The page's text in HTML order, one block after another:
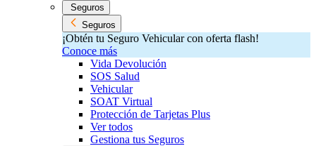
Seguros
Seguros
¡Obtén tu Seguro Vehicular con oferta flash!
Conoce más
Vida Devolución
SOS Salud
Vehicular
SOAT Virtual
Protección de Tarjetas Plus
Ver todos
Gestiona tus Seguros